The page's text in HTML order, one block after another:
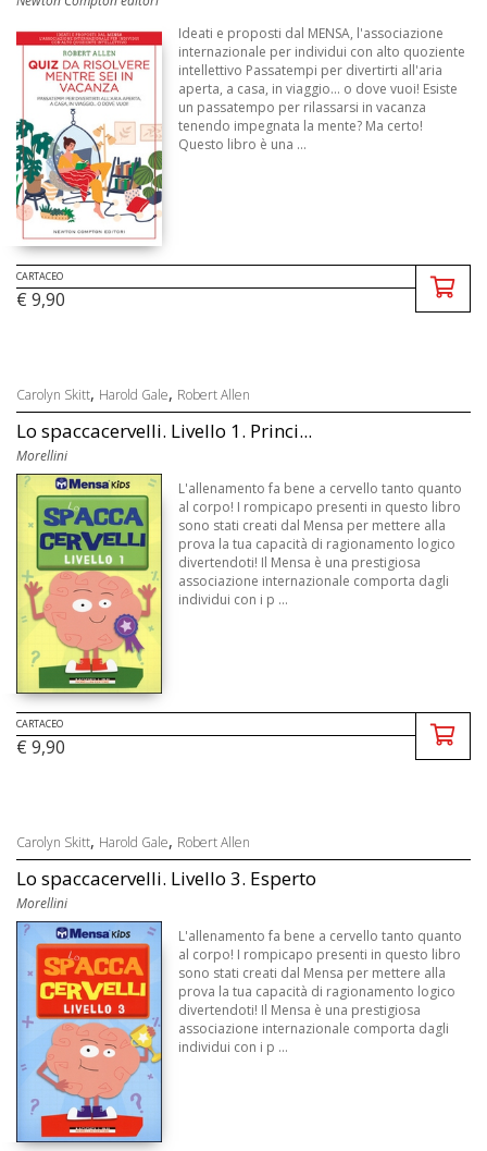
Ideati e proposti dal MENSA, l'associazione
internazionale per individui con alto quoziente
intellettivo Passatempi per divertirti all'aria
aperta, a casa, in viaggio... o dove vuoi! Esiste
un passatempo per rilassarsi in vacanza
tenendo impegnata la mente? Ma certo!
Questo libro è una ...
CARTACEO
€ 9,90
Carolyn Skitt, Harold Gale, Robert Allen
Lo spaccacervelli. Livello 1. Princi...
Morellini
L'allenamento fa bene a cervello tanto quanto
al corpo! I rompicapo presenti in questo libro
sono stati creati dal Mensa per mettere alla
prova la tua capacità di ragionamento logico
divertendoti! Il Mensa è una prestigiosa
associazione internazionale comporta dagli
individui con i p ...
CARTACEO
€ 9,90
Carolyn Skitt, Harold Gale, Robert Allen
Lo spaccacervelli. Livello 3. Esperto
Morellini
L'allenamento fa bene a cervello tanto quanto
al corpo! I rompicapo presenti in questo libro
sono stati creati dal Mensa per mettere alla
prova la tua capacità di ragionamento logico
divertendoti! Il Mensa è una prestigiosa
associazione internazionale comporta dagli
individui con i p ...